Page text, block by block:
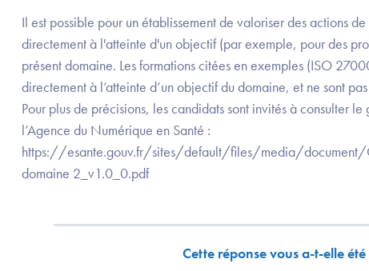
Il est possible pour un établissement de valoriser des actions
directement à l'atteinte d'un objectif (par exemple, pour des
présent domaine. Les formations citées en exemples (ISO
directement à l’atteinte d’un objectif du domaine, et ne sont
Pour plus de précisions, les candidats sont invités à consulter
l’Agence du Numérique en Santé :
https://esante.gouv.fr/sites/default/files/media/document/
domaine 2_v1.0_0.pdf
Cette réponse vous a-t-elle été